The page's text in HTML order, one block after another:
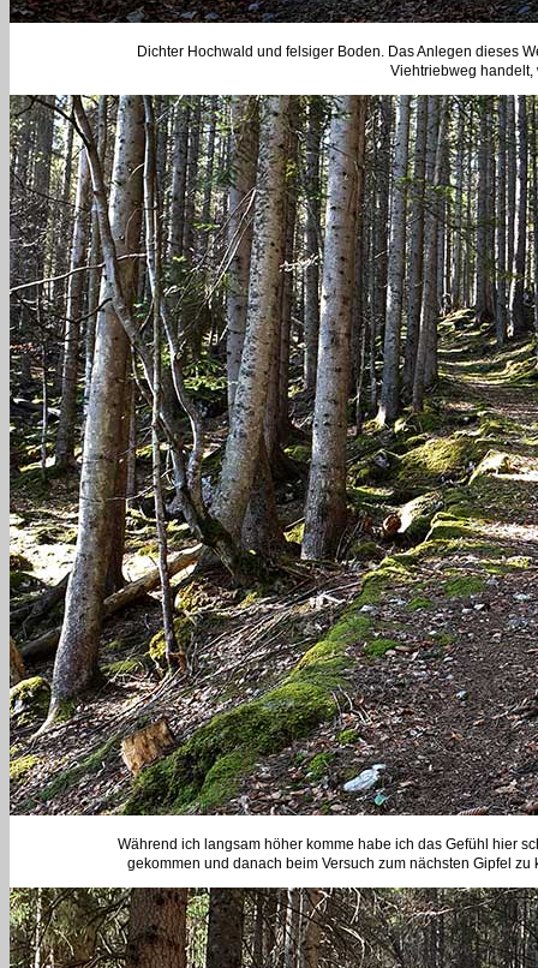
Dichter Hochwald und felsiger Boden. Das Anlegen dieses
Viehtriebweg handelt,
Während ich langsam höher komme habe ich das Gefühl hier
gekommen und danach beim Versuch zum nächsten Gipfel